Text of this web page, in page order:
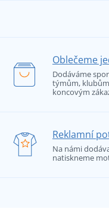
Oblečeme
Dodáváme
týmům,
koncovým
Reklamní
Na námi
natiskneme